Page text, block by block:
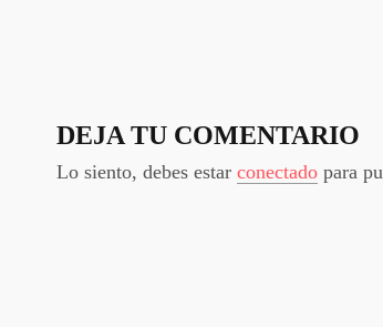
DEJA TU COMENTARIO
Lo siento, debes estar conectado para